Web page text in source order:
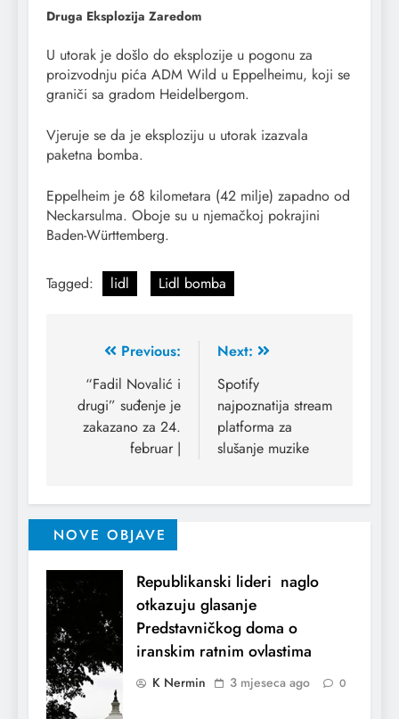
Druga Eksplozija Zaredom
U utorak je došlo do eksplozije u pogonu za
proizvodnju pića ADM Wild u Eppelheimu, koji se
graniči sa gradom Heidelbergom.
Vjeruje se da je eksploziju u utorak izazvala
paketna bomba.
Eppelheim je 68 kilometara (42 milje) zapadno od
Neckarsulma. Oboje su u njemačkoj pokrajini
Baden-Württemberg.
Tagged: lidl Lidl bomba
Previous:
“Fadil Novalić i
drugi” suđenje je
zakazano za 24.
februar |
Next:
Spotify
najpoznatija stream
platforma za
slušanje muzike
NOVE OBJAVE
Republikanski lideri naglo
otkazuju glasanje
Predstavničkog doma o
iranskim ratnim ovlastima
K Nermin 3 mjeseca ago 0